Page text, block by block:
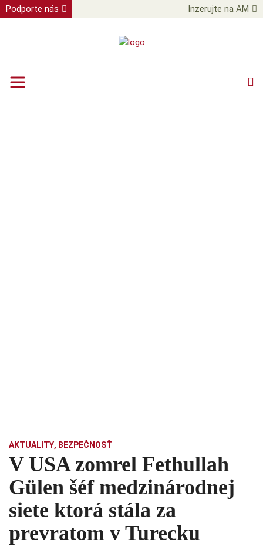
Podporte nás Inzerujte na AM
AKTUALITY, BEZPEČNOSŤ
V USA zomrel Fethullah
Gülen šéf medzinárodnej
siete ktorá stála za
prevratom v Turecku